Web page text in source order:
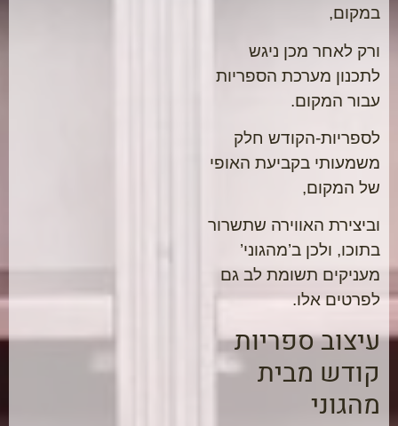
במקום,
ורק לאחר מכן ניגש
לתכנון מערכת הספריות
עבור המקום.
לספריות-הקודש חלק
משמעותי בקביעת האופי
של המקום,
וביצירת האווירה שתשרור
בתוכו, ולכן ב’מהגוני’
מעניקים תשומת לב גם
לפרטים אלו.
עיצוב ספריות
קודש מבית
מהגוני